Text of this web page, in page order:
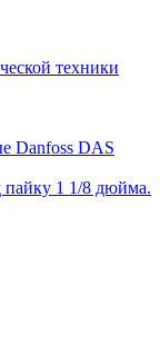
техники
Danfoss DAS
1 1/8 дюйма.